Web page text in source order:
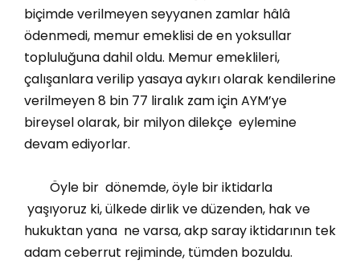
biçimde verilmeyen seyyanen zamlar hâlâ
ödenmedi, memur emeklisi de en yoksullar
topluluğuna dahil oldu. Memur emeklileri,
çalışanlara verilip yasaya aykırı olarak kendilerine
verilmeyen 8 bin 77 liralık zam için AYM’ye
bireysel olarak, bir milyon dilekçe eylemine
devam ediyorlar.
Öyle bir dönemde, öyle bir iktidarla
yaşıyoruz ki, ülkede dirlik ve düzenden, hak ve
hukuktan yana ne varsa, akp saray iktidarının tek
adam ceberrut rejiminde, tümden bozuldu.